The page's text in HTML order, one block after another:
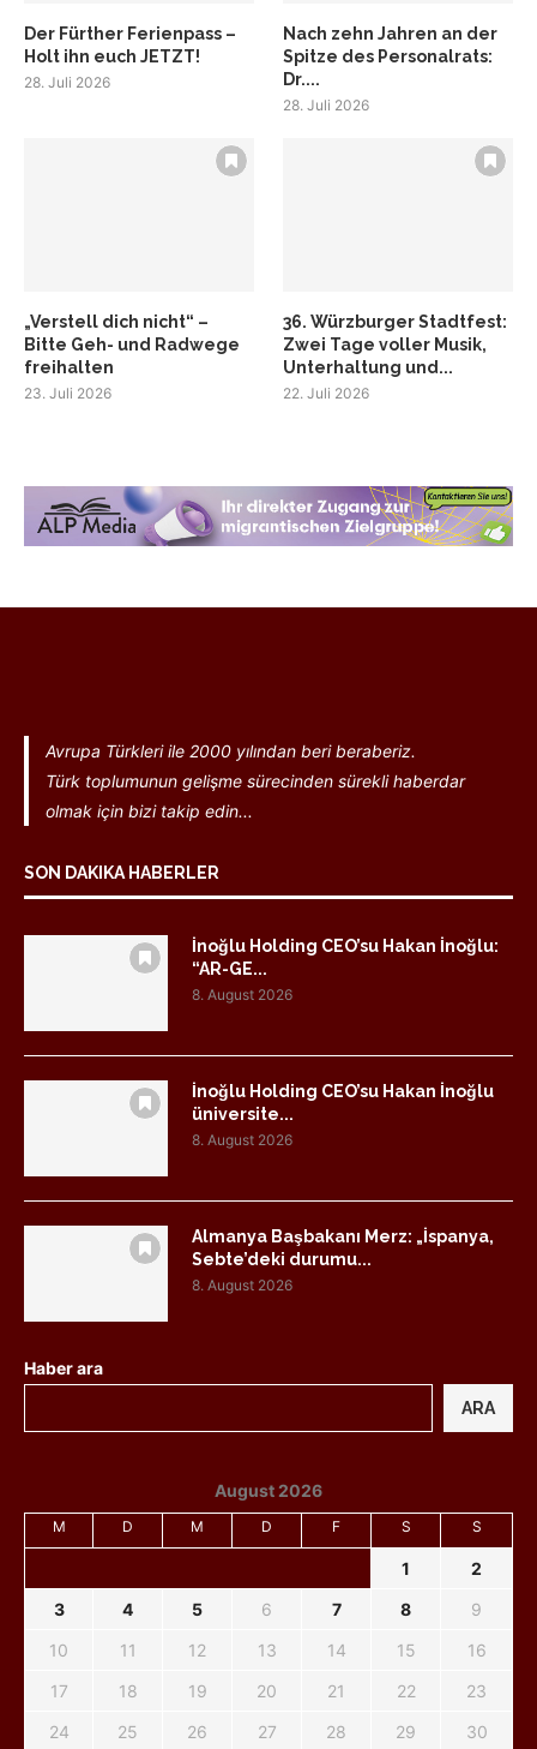
Der Fürther Ferienpass –
Holt ihn euch JETZT!
28. Juli 2026
Nach zehn Jahren an der
Spitze des Personalrats:
Dr....
28. Juli 2026
„Verstell dich nicht“ –
Bitte Geh- und Radwege
freihalten
23. Juli 2026
36. Würzburger Stadtfest:
Zwei Tage voller Musik,
Unterhaltung und...
22. Juli 2026
Avrupa Türkleri ile 2000 yılından beri beraberiz.
Türk toplumunun gelişme sürecinden sürekli haberdar
olmak için bizi takip edin...
SON DAKIKA HABERLER
İnoğlu Holding CEO’su Hakan İnoğlu:
“AR-GE...
8. August 2026
İnoğlu Holding CEO’su Hakan İnoğlu
üniversite...
8. August 2026
Almanya Başbakanı Merz: „İspanya,
Sebte’deki durumu...
8. August 2026
Haber ara
ARA
August 2026
M D M D F S S
1
2
3
4 5 6 7 8
9
10
11 12 13 14 15
16
17
18 19 20 21 22
23
24
25 26 27 28 29 30